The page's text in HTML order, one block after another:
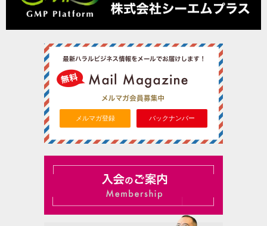
メルマガ登録 バックナンバー